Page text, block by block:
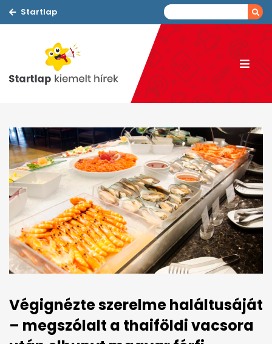
Startlap
Végignézte szerelme haláltusáját
– megszólalt a thaiföldi vacsora